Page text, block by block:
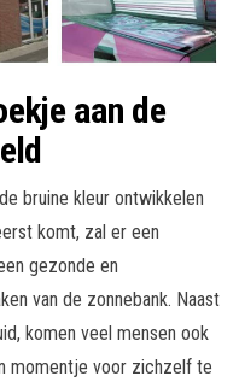
aan de
bruine kleur ontwikkelen
komt, zal er een
gezonde en
van de zonnebank. Naast
komen veel mensen ook
momentje voor zichzelf te